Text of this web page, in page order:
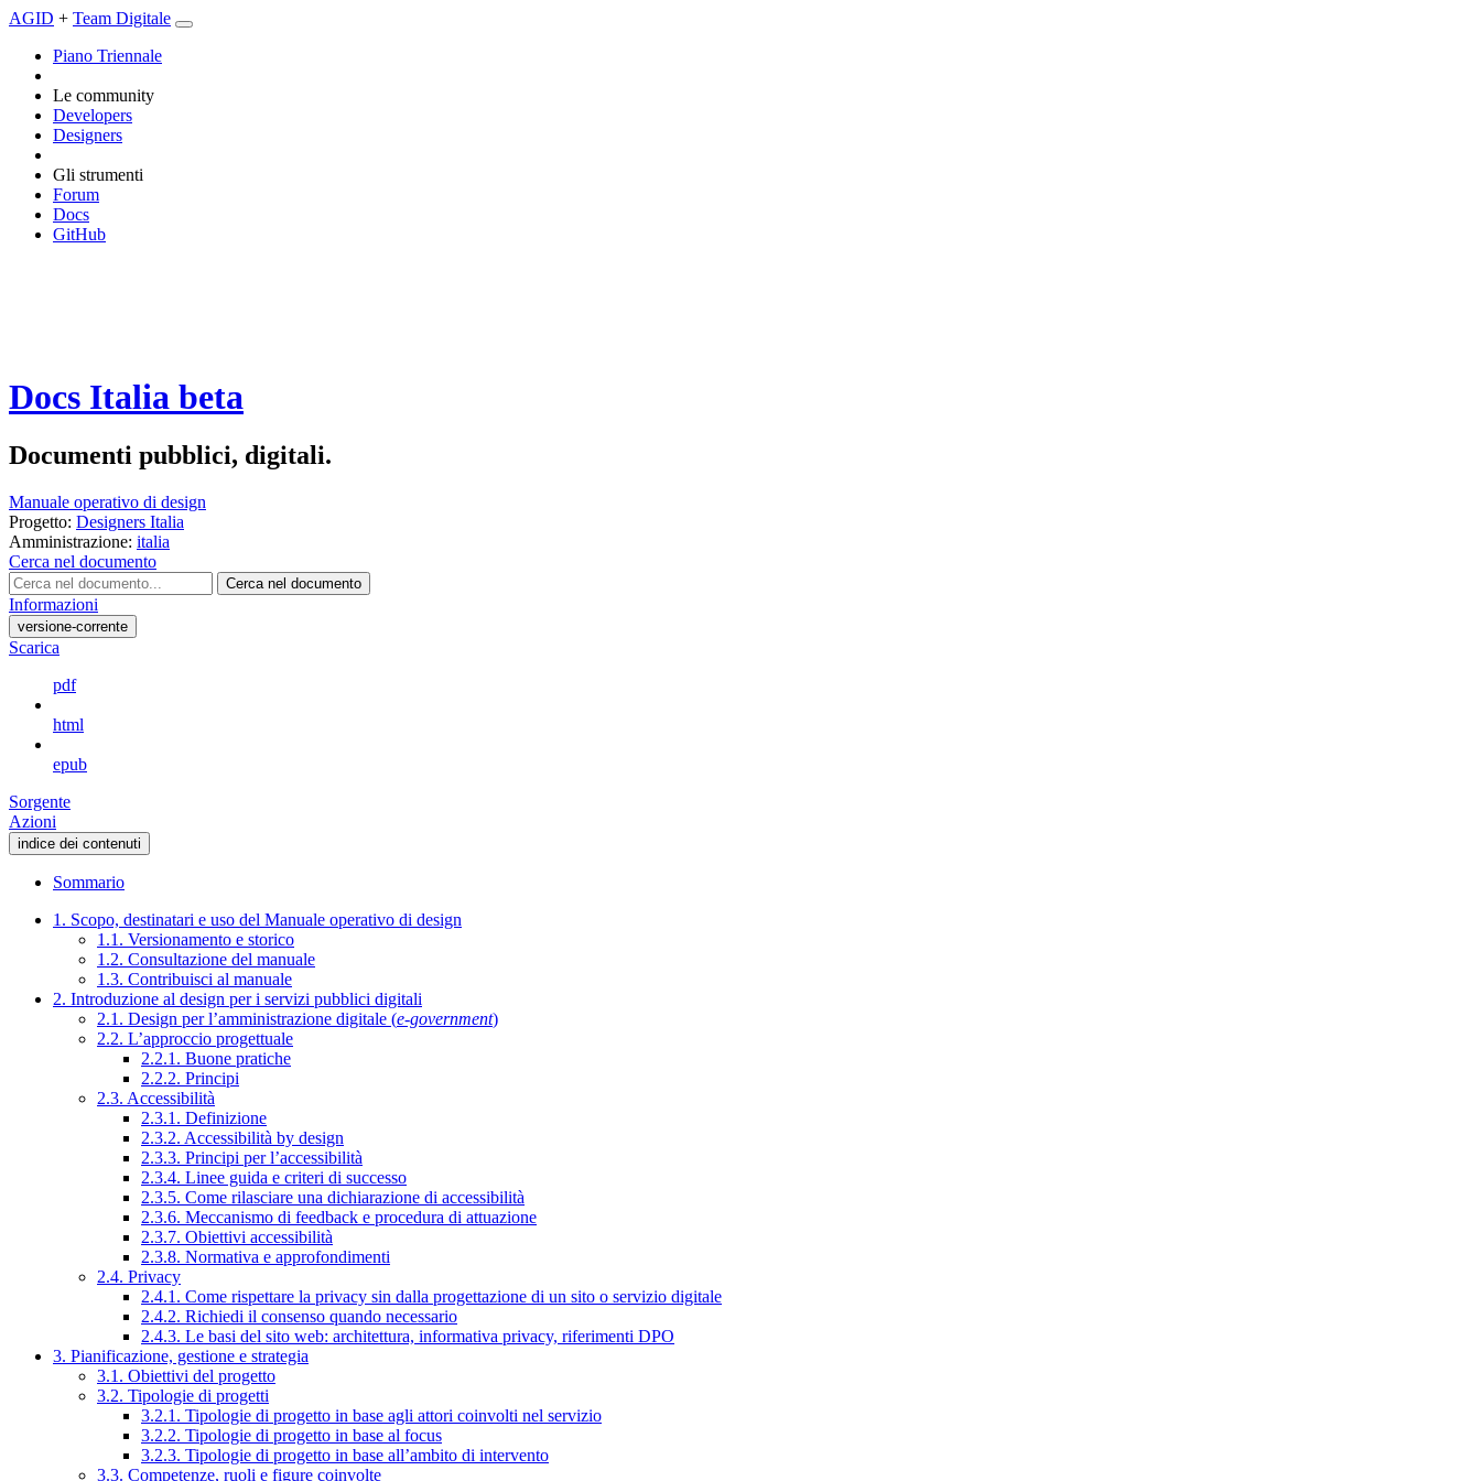
AGID + Team Digitale
Piano Triennale
Le community
Developers
Designers
Gli strumenti
Forum
Docs
GitHub
Docs Italia beta
Documenti pubblici, digitali.
Manuale operativo di design
Progetto: Designers Italia
Amministrazione: italia
Cerca nel documento
Cerca nel documento
Informazioni
versione-corrente
Scarica
pdf
html
epub
Sorgente
Azioni
indice dei contenuti
Sommario
1. Scopo, destinatari e uso del Manuale operativo di design
1.1. Versionamento e storico
1.2. Consultazione del manuale
1.3. Contribuisci al manuale
2. Introduzione al design per i servizi pubblici digitali
2.1. Design per l’amministrazione digitale (e-government)
2.2. L’approccio progettuale
2.2.1. Buone pratiche
2.2.2. Principi
2.3. Accessibilità
2.3.1. Definizione
2.3.2. Accessibilità by design
2.3.3. Principi per l’accessibilità
2.3.4. Linee guida e criteri di successo
2.3.5. Come rilasciare una dichiarazione di accessibilità
2.3.6. Meccanismo di feedback e procedura di attuazione
2.3.7. Obiettivi accessibilità
2.3.8. Normativa e approfondimenti
2.4. Privacy
2.4.1. Come rispettare la privacy sin dalla progettazione di un sito o servizio digitale
2.4.2. Richiedi il consenso quando necessario
2.4.3. Le basi del sito web: architettura, informativa privacy, riferimenti DPO
3. Pianificazione, gestione e strategia
3.1. Obiettivi del progetto
3.2. Tipologie di progetti
3.2.1. Tipologie di progetto in base agli attori coinvolti nel servizio
3.2.2. Tipologie di progetto in base al focus
3.2.3. Tipologie di progetto in base all’ambito di intervento
3.3. Competenze, ruoli e figure coinvolte